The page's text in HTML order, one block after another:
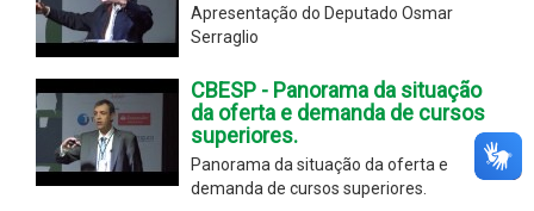
Apresentação do Deputado Osmar
Serraglio
CBESP - Panorama da situação
da oferta e demanda de cursos
superiores.
Panorama da situação da oferta e
demanda de cursos superiores.